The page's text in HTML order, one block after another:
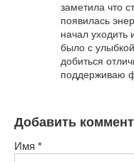
заметила что
появилась
начал уходить
было с
добиться
поддерживаю
Добавить
Имя *